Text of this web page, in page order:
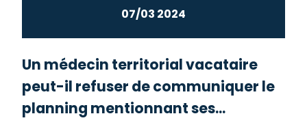
07/03 2024
Un médecin territorial vacataire
peut-il refuser de communiquer le
planning mentionnant ses...